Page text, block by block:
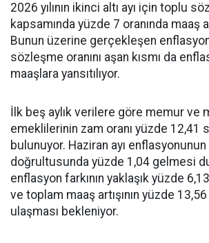
2026 yılının ikinci altı ayı için toplu
kapsamında yüzde 7 oranında maaş
Bunun üzerine gerçekleşen
sözleşme oranını aşan kısmı da
maaşlara yansıtılıyor.
İlk beş aylık verilere göre memur ve
emeklilerinin zam oranı yüzde 12,41
bulunuyor. Haziran ayı
doğrultusunda yüzde 1,04 gelmesi
enflasyon farkının yaklaşık yüzde
ve toplam maaş artışının yüzde
ulaşması bekleniyor.